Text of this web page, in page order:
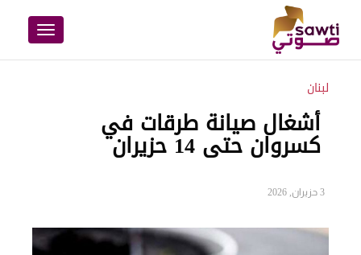
Toggle
navigation
لبنان
أشغال صيانة طرقات في
كسروان حتى 14 حزيران
3 حزيران, 2026